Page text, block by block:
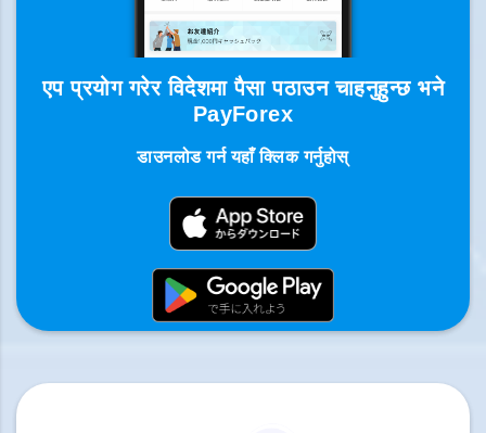
एप प्रयोग गरेर विदेशमा पैसा पठाउन चाहनुहुन्छ भने
PayForex
डाउनलोड गर्न यहाँ क्लिक गर्नुहोस्